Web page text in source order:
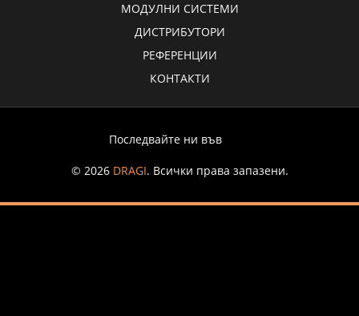
МОДУЛНИ СИСТЕМИ
ДИСТРИБУТОРИ
РЕФЕРЕНЦИИ
КОНТАКТИ
Последвайте ни във
© 2026 DRAGI. Всички права запазени.